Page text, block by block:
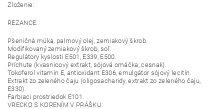
Zloženie:
REZANCE:
Pšeničná múka, palmový olej, zemiakový škrob.
Modifikovaný zemiakový škrob, soľ.
Regulátory kyslosti E501, E339, E500.
Príchute (kvasnicový extrakt, sójová omáčka, cesnak).
Tokoferol vitamín E, antioxidant E306, emulgátor sójový lecitín.
Extrakt zo zeleného čaju (oligosacharidy, extrakt zo zeleného čaju,
E330).
Farbiaci prostriedok E101.
VRECKO S KORENÍM V PRÁŠKU: